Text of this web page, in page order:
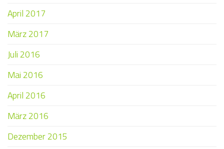
April 2017
März 2017
Juli 2016
Mai 2016
April 2016
März 2016
Dezember 2015